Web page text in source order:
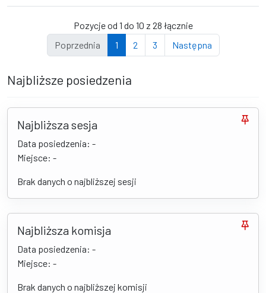
Pozycje od 1 do 10 z 28 łącznie
Poprzednia
1 2 3 Następna
Najbliższe posiedzenia
Najbliższa sesja
Data posiedzenia: -
Miejsce: -
Brak danych o najbliższej sesji
Najbliższa komisja
Data posiedzenia: -
Miejsce: -
Brak danych o najbliższej komisji